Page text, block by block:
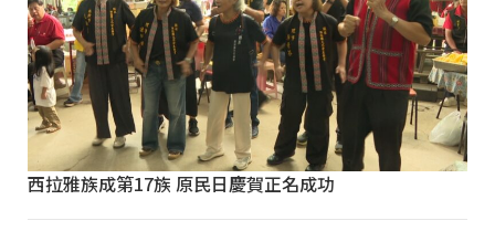
西拉雅族成第17族 原民日慶賀正名成功